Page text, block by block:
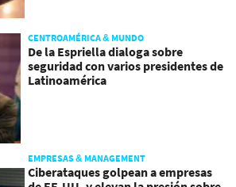
CENTROAMÉRICA & MUNDO
De la Espriella dialoga sobre
seguridad con varios presidentes de
Latinoamérica
EMPRESAS & MANAGEMENT
Ciberataques golpean a empresas